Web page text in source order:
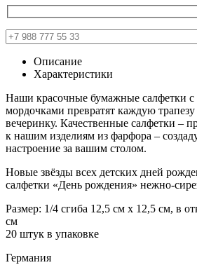
Описание
Характеристики
Наши красочные бумажные салфетки с
мордочками превратят каждую
вечеринку. Качественные салфетки –
к нашим изделиям из фарфора –
настроение за вашим столом.
Новые звёзды всех детских дней
салфетки «День рождения» нежно-
Размер: 1/4 сгиба 12,5 см x 12,5 см, в
см
20 штук в упаковке
Германия